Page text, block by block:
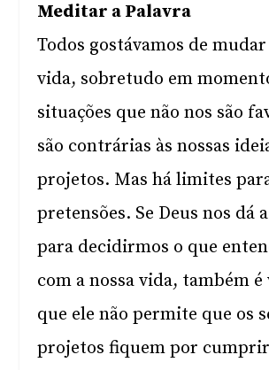
Meditar a Palavra
Todos gostávamos de
vida, sobretudo em
situações que não nos são
são contrárias às nossas
projetos. Mas há limites
pretensões. Se Deus nos dá
para decidirmos o que
com a nossa vida, também é
que ele não permite que os
projetos fiquem por